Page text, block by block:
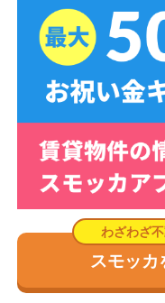
スモッカ